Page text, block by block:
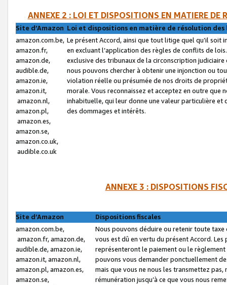
ANNEXE 2 : LOI ET DISPOSITIONS EN MATIERE DE
Site d’Amazon Loi et dispositions en matière de résolution
amazon.com.be,
amazon.fr,
amazon.de,
audible.de,
amazon.ie,
amazon.it,
amazon.nl,
amazon.pl,
amazon.es,
amazon.se,
amazon.co.uk,
audible.co.uk
Le présent Accord, ainsi que tout litige quel qu’il soit
en excluant l’application des règles de conflits de
exclusive des tribunaux de la circonscription
nous pouvons chercher à obtenir une injonction ou
violation réelle ou présumée de nos droits de
morale. Vous reconnaissez et acceptez en outre que
inhabituelle, qui leur donne une valeur particulière
des dommages et intérêts.
ANNEXE 3 : DISPOSITIONS
Site d’Amazon
Dispositions fiscales
amazon.com.be,
amazon.fr, amazon.de,
audible.de, amazon.ie,
amazon.it, amazon.nl,
amazon.pl, amazon.es,
amazon.se,
Nous pouvons déduire ou retenir toute
vous est dû en vertu du présent Accord.
représenteront le paiement ou le
pouvons vous demander ponctuellement
mais que vous ne nous les transmettez
rémunération jusqu’à ce que vous nous